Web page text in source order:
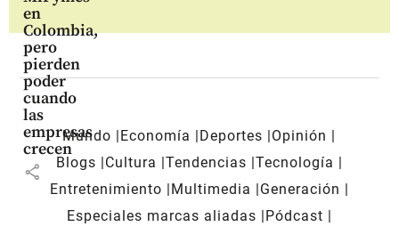
en
Colombia,
pero
pierden
poder
cuando
las
empresas
crecen
share
Mundo Economía Deportes
Opinión
Blogs
Cultura Tendencias Tecnología
Entretenimiento
Multimedia
Generación
Especiales marcas aliadas
Pódcast